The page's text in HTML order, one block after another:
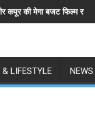
फिल्म रामायण के मेकर्स को
& LIFESTYLE NEWS